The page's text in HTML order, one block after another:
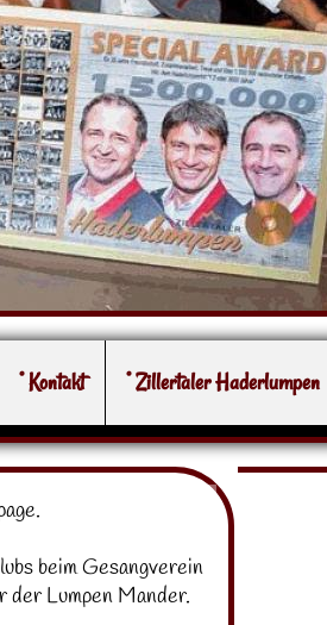
° Kontakt ° Zillertaler Haderlumpen
beim Gesangverein
Lumpen Mander.